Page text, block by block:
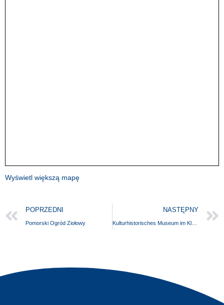
Wyświetl większą mapę
POPRZEDNI
Pomorski Ogród Ziołowy
NASTĘPNY